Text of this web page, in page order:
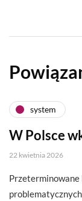
system
W Polsce
22 kwietnia 2026
Przeterminowane